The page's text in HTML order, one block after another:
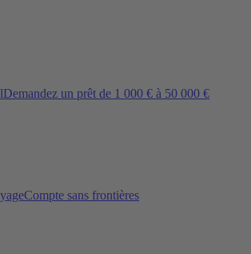
Demandez un prêt de 1 000 € à 50 000 €
Compte sans frontières